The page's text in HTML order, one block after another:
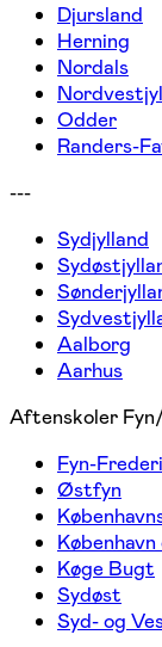
Djursland
Herning
Nordals
Odder
Randers-
---
Sydjylland
Aalborg
Aarhus
Aftenskoler
Fyn-
Østfyn
Køge Bugt
Sydøst
Syd- og